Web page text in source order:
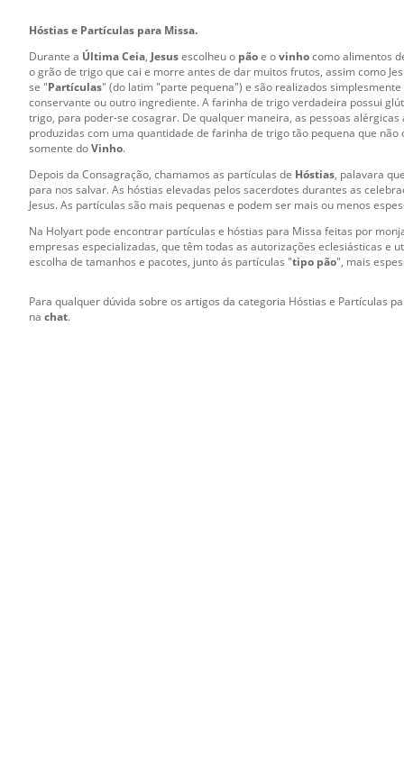
Hóstias e Partículas para Missa.
Durante a Última Ceia, Jesusescolheu o pãoe ovinhocomo alimentos
o grão de trigo que cai e morre antes de dar muitos frutos, assim como
se "Partículas" (do latim "parte pequena") e são realizados simplesmente
conservante ou outro ingrediente. A farinha de trigo verdadeira possui
trigo, para poder-se cosagrar. De qualquer maneira, as pessoas
produzidas com uma quantidade de farinha de trigo tão pequena que
somente doVinho.
Depois da Consagração, chamamos as partículas de Hóstias, palavara
para nos salvar. As hóstias elevadas pelos sacerdotes durantes as
Jesus. As partículas são mais pequenas e podem ser mais ou menos
Na Holyart pode encontrar partículas e hóstias para Missa feitas por
empresas especializadas, que têm todas as autorizações eclesiásticas e
escolha de tamanhos e pacotes, junto ás partículas "tipo pão", mais
Para qualquer dúvida sobre os artigos da categoria Hóstias e Partículas
na chat.